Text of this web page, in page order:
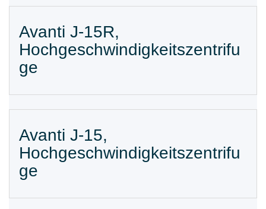
Avanti J-15R,
Hochgeschwindigkeitszentrifu
ge
Avanti J-15,
Hochgeschwindigkeitszentrifu
ge